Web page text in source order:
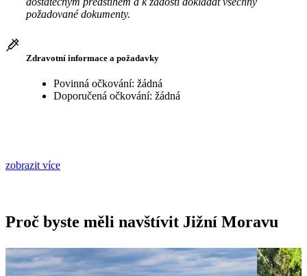
požadované dokumenty.
Zdravotní informace a požadavky
Povinná očkování: žádná
Doporučená očkování: žádná
zobrazit více
Proč byste měli navštívit Jižní Moravu